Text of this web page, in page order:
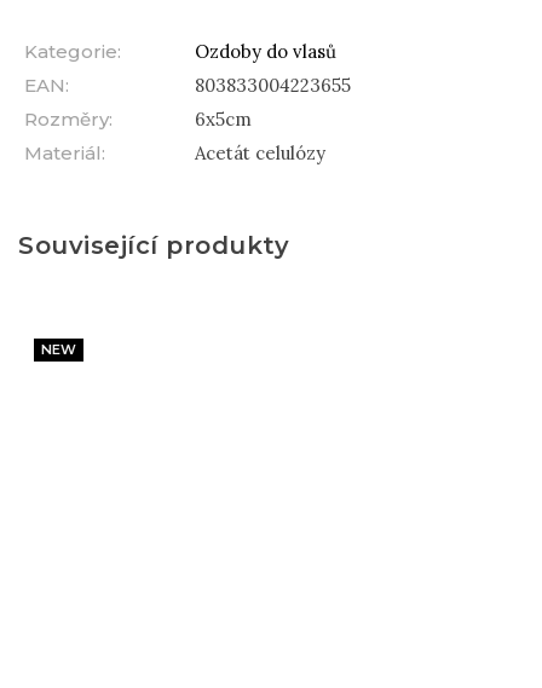
Kategorie:
Ozdoby do vlasů
EAN:
803833004223655
Rozměry:
6x5cm
Materiál: Acetát celulózy
Související produkty
NEW